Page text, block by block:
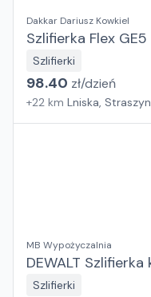
Dakkar Dariusz Kowkiel
Szlifierka Flex GE5
Szlifierki
98.40 zł/dzień
+22 km Lniska, Straszyn
MB Wypożyczalnia
DEWALT
Szlifierki